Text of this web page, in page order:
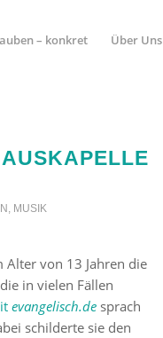
– konkret Über Uns
, MUSIK
Alter von 13 Jahren die
in vielen Fällen
evangelisch.de sprach
schilderte sie den